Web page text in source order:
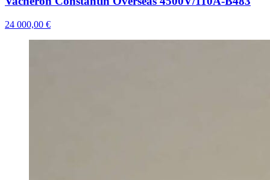
24 000,00 €